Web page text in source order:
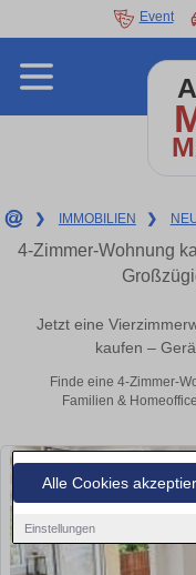
Alle Cookies
Einstellungen
Event
❯ IMMOBILIEN ❯
4-Zimmer-Wohnung
Jetzt eine
kaufen –
Finde eine 4-Zimmer-
Familien &